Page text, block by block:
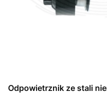
Odpowietrznik ze stali